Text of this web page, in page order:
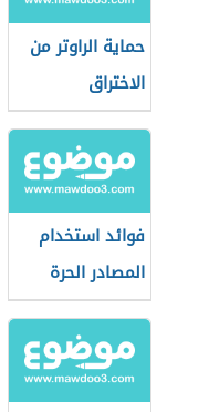
حماية الراوتر من
الاختراق
فوائد استخدام
المصادر الحرة